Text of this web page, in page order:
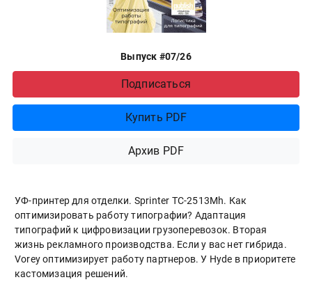
Выпуск #07/26
Подписаться
Купить PDF
Архив PDF
УФ-принтер для отделки. Sprinter ТС-2513Mh. Как
оптимизировать работу типографии? Адаптация
типографий к цифровизации грузоперевозок. Вторая
жизнь рекламного производства. Если у вас нет гибрида.
Vorey оптимизирует работу партнеров. У Hyde в приоритете
кастомизация решений.